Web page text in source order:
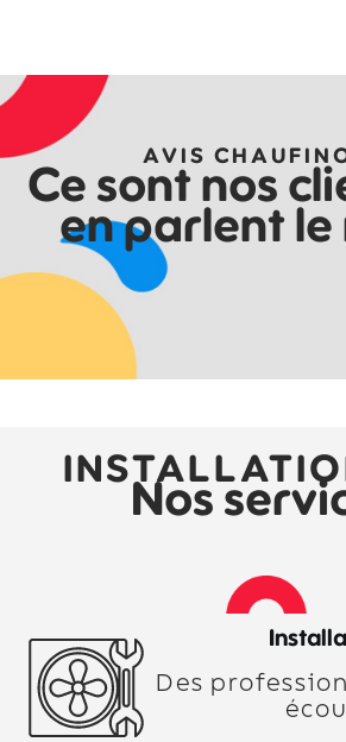
AVIS
Ce sont nos
en parlent le
Nos
Des